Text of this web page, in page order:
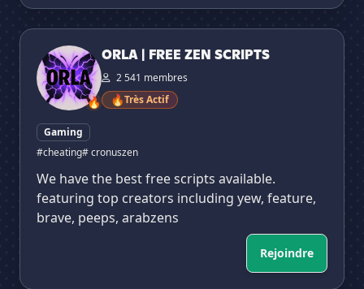
ORLA | FREE ZEN SCRIPTS
🔥
ORLA | FREE ZEN SCRIPTS
2 541 membres
🔥Très Actif
Gaming
#cheating# cronuszen
We have the best free scripts available.
featuring top creators including yew, feature,
brave, peeps, arabzens
Rejoindre